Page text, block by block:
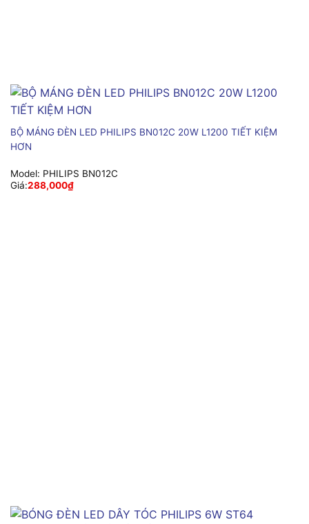
BỘ MÁNG ĐÈN LED PHILIPS BN012C 20W L1200 TIẾT KIỆM
HƠN
Model: PHILIPS BN012C
Giá:288,000₫